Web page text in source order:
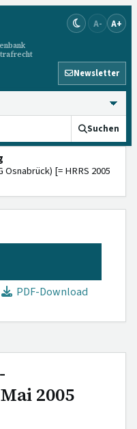
A- A+
Newsletter
Suchen
Osnabrück) [= HRRS 2005
PDF-Download
2005